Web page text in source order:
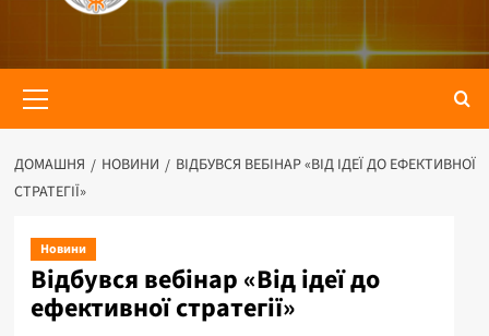
меню
ДОМАШНЯ НОВИНИ
ВІДБУВСЯ ВЕБІНАР «ВІД ІДЕЇ ДО ЕФЕКТИВНОЇ
СТРАТЕГІЇ»
Новини
Відбувся вебінар «Від ідеї до
ефективної стратегії»